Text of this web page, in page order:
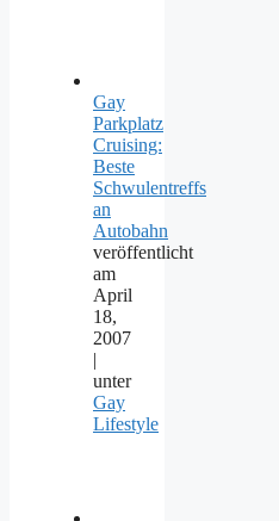
Gay
Parkplatz
Cruising:
Beste
Schwulentreffs
an
Autobahn
veröffentlicht
am
April
18,
2007
|
unter
Gay
Lifestyle